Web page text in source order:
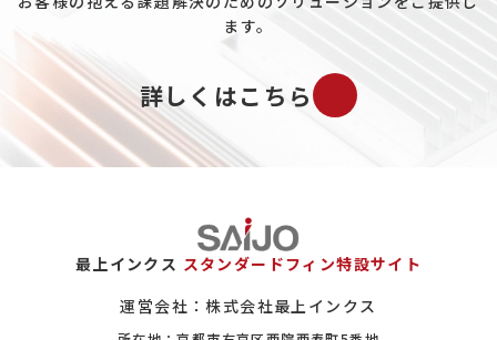
工場ユーティリティ配管について
既設プラントの配管冷却について
バイオマス市場について
ガスについて
保全（メンテナンス）市場について
ヒートシンクについて
ます。
詳しくはこちら
最上インクス スタンダードフィン特設サイト
運営会社：株式会社最上インクス